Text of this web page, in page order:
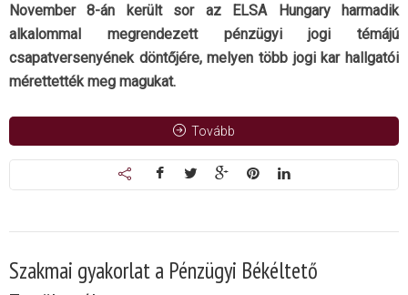
November 8-án került sor az ELSA Hungary harmadik
alkalommal megrendezett pénzügyi jogi témájú
csapatversenyének döntőjére, melyen több jogi kar hallgatói
mérettették meg magukat.
Tovább
Szakmai gyakorlat a Pénzügyi Békéltető